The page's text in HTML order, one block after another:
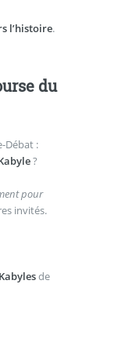
l’histoire.
du
Débat :
?
pour
invités.
de